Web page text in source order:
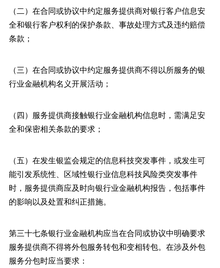
（二）在合同或协议中约定服务提供商对银行客户信息安
全和银行客户权利的保护条款、事故处理方式及违约赔偿
条款；
（三）在合同或协议中约定服务提供商不得以所服务的银
行业金融机构名义开展活动；
（四）服务提供商接触银行业金融机构信息时，需满足安
全和保密相关条款的要求；
（五）在发生银监会规定的信息科技突发事件，或发生可
能引发系统性、区域性银行业信息科技风险类突发事件
时，服务提供商应及时向银行业金融机构报告，包括事件
的影响以及处置和纠正措施。
第三十七条银行业金融机构应当在合同或协议中明确要求
服务提供商不得将外包服务转包和变相转包。在涉及外包
服务分包时应当要求：